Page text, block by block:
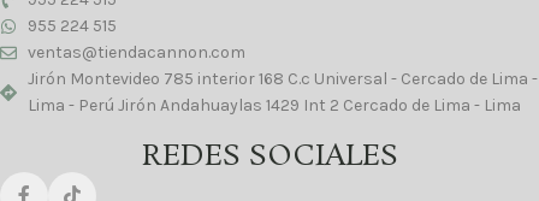
955 224 515
ventas@tiendacannon.com
Jirón Montevideo 785 interior 168 C.c Universal - Cercado de Lima -
Lima - Perú Jirón Andahuaylas 1429 Int 2 Cercado de Lima - Lima
REDES SOCIALES